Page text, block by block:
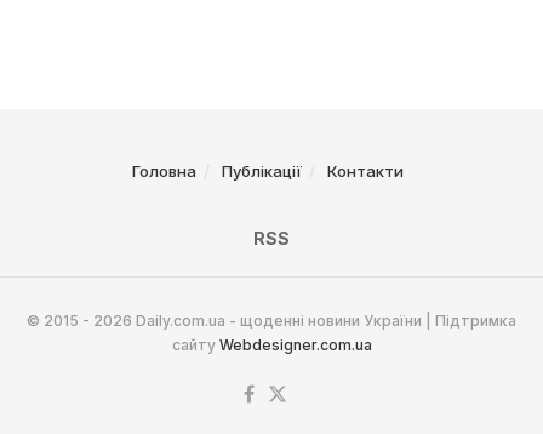
Головна Публікації Контакти
RSS
© 2015 - 2026 Daily.com.ua - щоденні новини України | Підтримка
сайту Webdesigner.com.ua